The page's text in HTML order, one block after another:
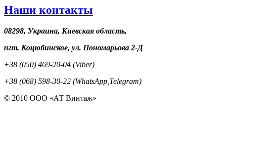
Наши контакты
08298, Украина, Киевская область,
пгт. Коцюбинское, ул. Пономарьова 2-Д
+38 (050) 469-20-04 (Viber)
+38 (068) 598-30-22 (WhatsApp,Telegram)
© 2010 ООО «АТ Винтаж»